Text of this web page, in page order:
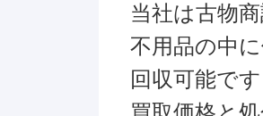
当社は古物
不用品の中
回収可能で